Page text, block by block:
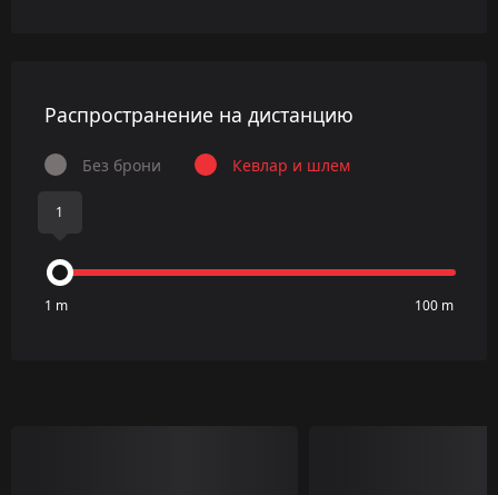
Распространение на дистанцию
Без брони Кевлар и шлем
1
1 m 100 m